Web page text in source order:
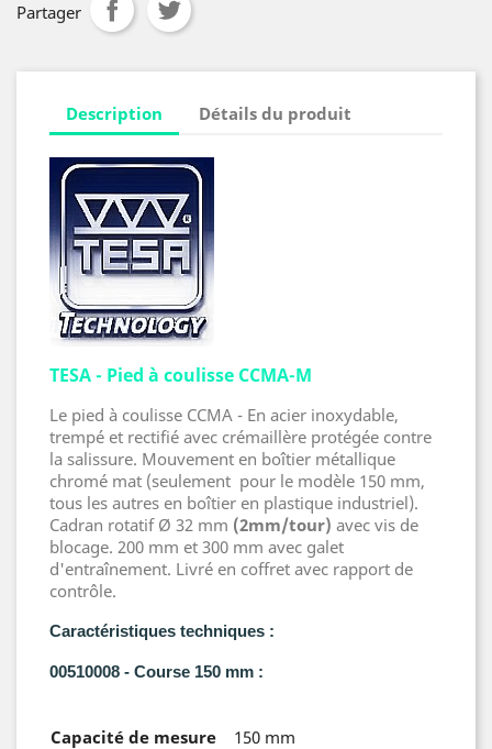
Partager
Description Détails du produit
TESA - Pied à coulisse CCMA-M
Le pied à coulisse CCMA - En acier inoxydable,
trempé et rectifié avec crémaillère protégée contre
la salissure. Mouvement en boîtier métallique
chromé mat (seulement pour le modèle 150 mm,
tous les autres en boîtier en plastique industriel).
Cadran rotatif Ø 32 mm (2mm/tour) avec vis de
blocage. 200 mm et 300 mm avec galet
d'entraînement. Livré en coffret avec rapport de
contrôle.
Caractéristiques techniques :
00510008 - Course 150 mm :
Capacité de mesure
150 mm